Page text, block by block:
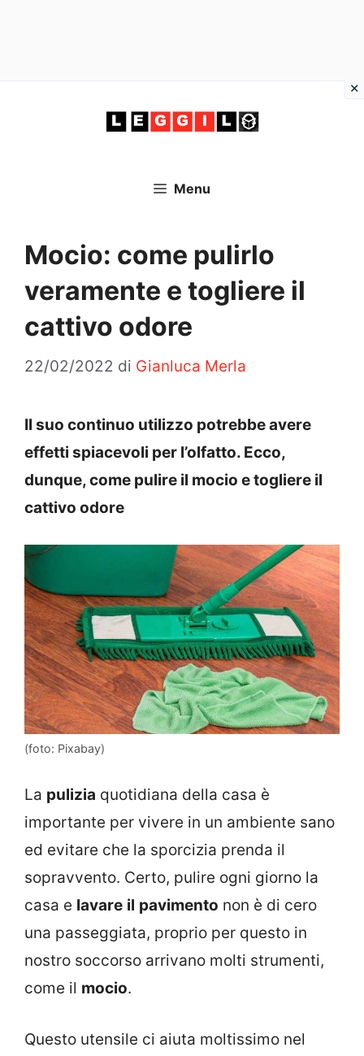
Menu
Mocio: come pulirlo
veramente e togliere il
cattivo odore
22/02/2022 di Gianluca Merla
Il suo continuo utilizzo potrebbe avere
effetti spiacevoli per l’olfatto. Ecco,
dunque, come pulire il mocio e togliere il
cattivo odore
(foto: Pixabay)
La pulizia quotidiana della casa è
importante per vivere in un ambiente sano
ed evitare che la sporcizia prenda il
sopravvento. Certo, pulire ogni giorno la
casa e lavare il pavimento non è di cero
una passeggiata, proprio per questo in
nostro soccorso arrivano molti strumenti,
come il mocio.
Questo utensile ci aiuta moltissimo nel